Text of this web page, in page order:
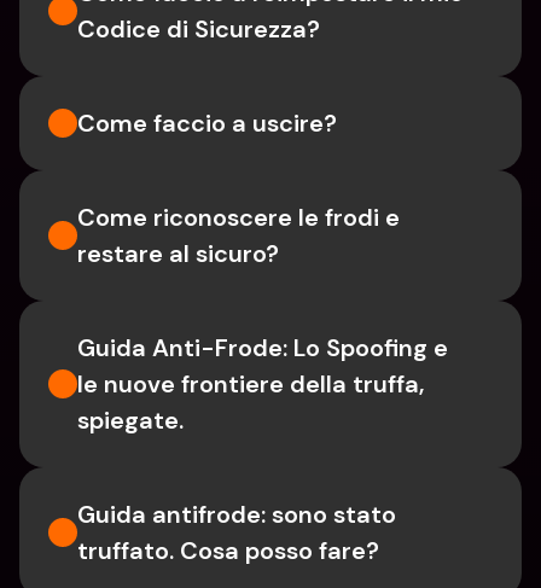
Codice di Sicurezza?
Come faccio a uscire?
Come riconoscere le frodi e
restare al sicuro?
Guida Anti-Frode: Lo Spoofing e
le nuove frontiere della truffa,
spiegate.
Guida antifrode: sono stato
truffato. Cosa posso fare?